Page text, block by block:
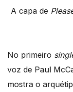
A capa de
No primeiro
voz de Paul
mostra o